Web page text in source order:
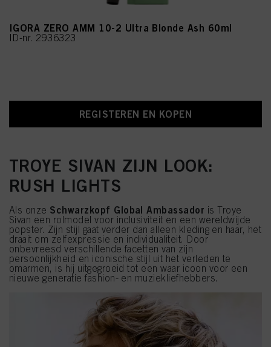
IGORA ZERO AMM 10-2 Ultra Blonde Ash 60ml
ID-nr. 2936323
REGISTEREN EN KOPEN
TROYE SIVAN ZIJN LOOK:
RUSH LIGHTS
Als onze Schwarzkopf Global Ambassador is Troye
Sivan een rolmodel voor inclusiviteit en een wereldwijde
popster. Zijn stijl gaat verder dan alleen kleding en haar, het
draait om zelfexpressie en individualiteit. Door
onbevreesd verschillende facetten van zijn
persoonlijkheid en iconische stijl uit het verleden te
omarmen, is hij uitgegroeid tot een waar icoon voor een
nieuwe generatie fashion- en muziekliefhebbers.